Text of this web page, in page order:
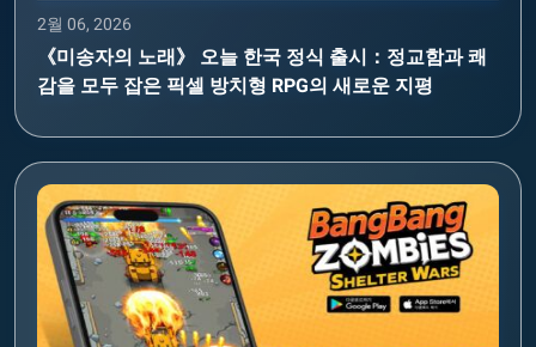
2월 06, 2026
《미송자의 노래》 오늘 한국 정식 출시：정교함과 쾌
감을 모두 잡은 픽셀 방치형 RPG의 새로운 지평